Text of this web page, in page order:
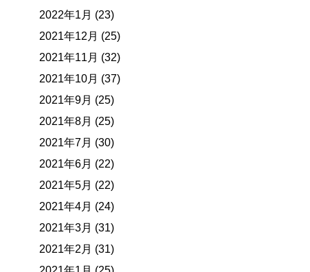
2022年1月 (23)
2021年12月 (25)
2021年11月 (32)
2021年10月 (37)
2021年9月 (25)
2021年8月 (25)
2021年7月 (30)
2021年6月 (22)
2021年5月 (22)
2021年4月 (24)
2021年3月 (31)
2021年2月 (31)